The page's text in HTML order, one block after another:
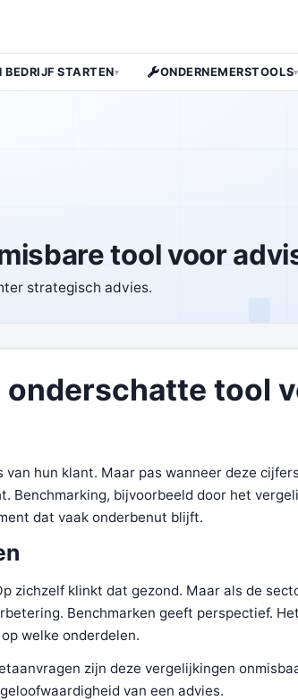
BEDRIJF STARTEN▾ ONDERNEMERSTOOLS▾
tool voor
strategisch advies.
onderschatte tool
hun klant. Maar pas wanneer deze
Benchmarking, bijvoorbeeld door het
dat vaak onderbenut blijft.
zichzelf klinkt dat gezond. Maar als de
Benchmarken geeft perspectief.
welke onderdelen.
zijn deze vergelijkingen
van een advies.